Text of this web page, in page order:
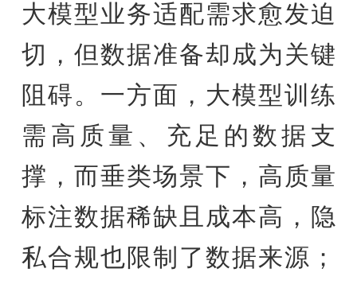
大模型业务适配需求愈发迫
切，但数据准备却成为关键
阻碍。一方面，大模型训练
需高质量、充足的数据支
撑，而垂类场景下，高质量
标注数据稀缺且成本高，隐
私合规也限制了数据来源；